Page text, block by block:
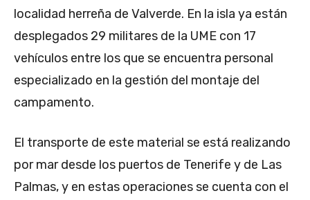
localidad herreña de Valverde. En la isla ya están
desplegados 29 militares de la UME con 17
vehículos entre los que se encuentra personal
especializado en la gestión del montaje del
campamento.
El transporte de este material se está realizando
por mar desde los puertos de Tenerife y de Las
Palmas, y en estas operaciones se cuenta con el